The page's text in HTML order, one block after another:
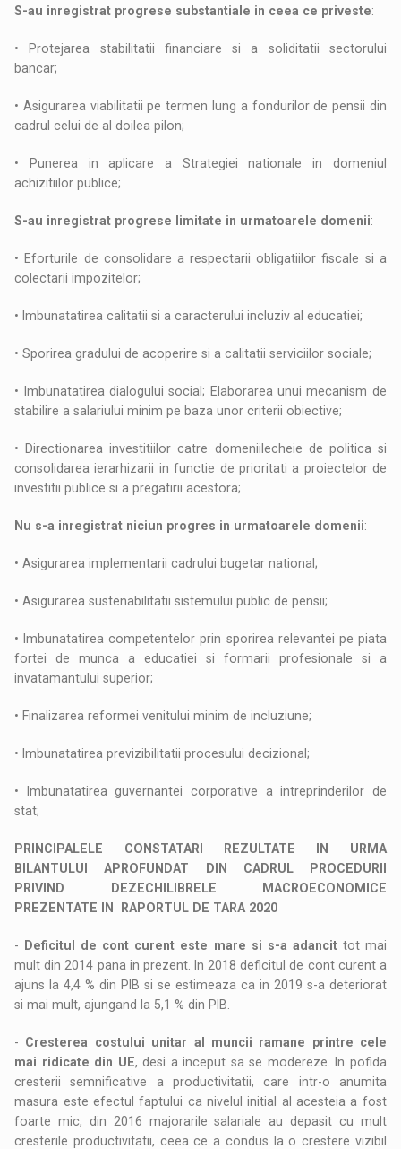
S-au inregistrat progrese substantiale in ceea ce priveste:
• Protejarea stabilitatii financiare si a soliditatii sectorului
bancar;
• Asigurarea viabilitatii pe termen lung a fondurilor de pensii din
cadrul celui de al doilea pilon;
• Punerea in aplicare a Strategiei nationale in domeniul
achizitiilor publice;
S-au inregistrat progrese limitate in urmatoarele domenii:
• Eforturile de consolidare a respectarii obligatiilor fiscale si a
colectarii impozitelor;
• Imbunatatirea calitatii si a caracterului incluziv al educatiei;
• Sporirea gradului de acoperire si a calitatii serviciilor sociale;
• Imbunatatirea dialogului social; Elaborarea unui mecanism de
stabilire a salariului minim pe baza unor criterii obiective;
• Directionarea investitiilor catre domeniilecheie de politica si
consolidarea ierarhizarii in functie de prioritati a proiectelor de
investitii publice si a pregatirii acestora;
Nu s-a inregistrat niciun progres in urmatoarele domenii:
• Asigurarea implementarii cadrului bugetar national;
• Asigurarea sustenabilitatii sistemului public de pensii;
• Imbunatatirea competentelor prin sporirea relevantei pe piata
fortei de munca a educatiei si formarii profesionale si a
invatamantului superior;
• Finalizarea reformei venitului minim de incluziune;
• Imbunatatirea previzibilitatii procesului decizional;
• Imbunatatirea guvernantei corporative a intreprinderilor de
stat;
PRINCIPALELE CONSTATARI REZULTATE IN URMA
BILANTULUI APROFUNDAT DIN CADRUL PROCEDURII
PRIVIND DEZECHILIBRELE MACROECONOMICE
PREZENTATE IN RAPORTUL DE TARA 2020
- Deficitul de cont curent este mare si s-a adancittot mai
mult din 2014 pana in prezent. In 2018 deficitul de cont curent a
ajuns la 4,4 % din PIB si se estimeaza ca in 2019 s-a deteriorat
si mai mult, ajungand la 5,1 % din PIB.
- Cresterea costului unitar al muncii ramane printre cele
mai ridicate din UE, desi a inceput sa se modereze. In pofida
cresterii semnificative a productivitatii, care intr-o anumita
masura este efectul faptului ca nivelul initial al acesteia a fost
foarte mic, din 2016 majorarile salariale au depasit cu mult
cresterile productivitatii, ceea ce a condus la o crestere vizibil